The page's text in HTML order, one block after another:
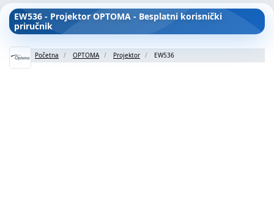
EW536 - Projektor OPTOMA - Besplatni korisnički
priručnik
Početna OPTOMA Projektor EW536